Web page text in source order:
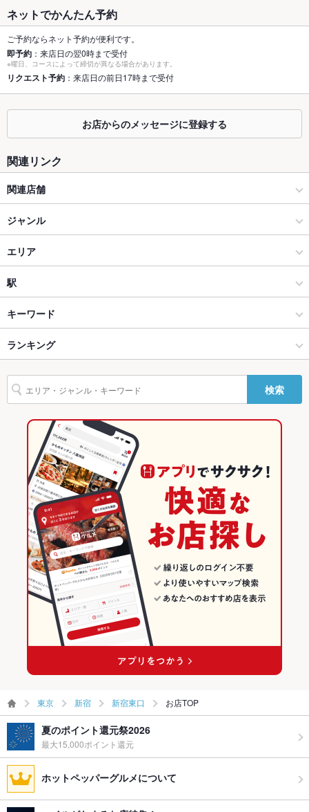
容人数
個室
あり ：半個室あります、宴会や貸切も御利用頂けます♪電話に
てご確認ください！！
座敷
なし ：座敷はありませんが、店内は広くゆったりとした席で御
なし ：掘りごたつではありませんが、店内は広くゆったりとし
た席で御寛ぎ頂けます！！
カウンター
ソファー
なし ：オシャレな内装と落ち着いた空間の店内は広くゆったり
とした席で御寛ぎ頂けます！！
テラス席
なし ：テラス席は御座いません。店内での食事をお楽しみ下さ
設備
バリアフリ
ー
なし ：お困りの際はスタッフが御手伝いさせて頂きますので、
お気軽にお声掛け下さい！
駐車場
なし ：駐車場はありません、近くのコインパーキングを御利用
下さい。
英語メニュ
あり
その他設備 NET予約は24時間受け付け可能です！！
その他
飲み放題
あり ：90分全55品お得な食べ放題プラン「得々食べ放題プラ
ン」2500円♪
食べ放題
あり ：90分全55品お得な食べ放題プラン「得々食べ放題プラ
ン」2500円♪
カクテル充実、焼酎充実、日本酒充実、ワイン充実
お子様連れOK ：家族で利用し易い半個室も御用意してありま
す！！お子様連れも安心して御利用頂ける仕様です☆
ウェディン
グパーティ
御予算に合わせたコースなど相談可。お気軽に問い合わせ下さ
い☆
お祝い・サ
プライズ対
応
可
備考
ネットでかんたん予約
ご予約ならネット予約が便利です。
即予約 ：来店日の翌0時まで受付
※曜日、コースによって締切が異なる場合があります。
リクエスト予約 ：来店日の前日17時まで受付
お店からのメッセージに登録する
関連リンク
関連店舗
新橋 黒毛和牛焼肉 最大130種食べ放題 天龍 新橋西口店
【個室あり】厳選黒毛和牛 食べ放題 『牛吉』新宿店
ジャンル
焼肉・ホルモン
焼肉
新宿 × 焼肉・ホルモン
新宿 × 焼肉
新宿駅 × 焼肉・ホルモン
新宿駅 × 焼肉
新宿 × 居酒屋
新宿 × 和風
新宿駅 × 居酒屋
新宿駅 × 和風
エリア
新宿東口
新宿東口 × 焼肉・ホルモン
新宿東口 × 焼肉
新宿東口 × 居酒屋
新宿東口 × 和風
東京 × 焼肉・ホルモン
東京 × 焼肉
東京 × 居酒屋
東京 × 和風
駅
新宿駅
新宿西口駅
西武新宿駅
キーワード
エビ料理
ランキング
東京のグルメランキング
東京の焼肉・ホルモンランキング
新宿のグルメランキング
新宿の焼肉・ホルモンランキング
新宿東口のグルメランキング
新宿東口の焼肉・ホルモンランキング
検索
東京 新宿 新宿東口 お店TOP
夏のポイント還元祭2026
最大15,000ポイント還元
ホットペッパーグルメについて